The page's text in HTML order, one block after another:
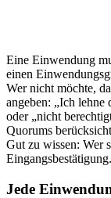
Eine Einwendung
einen
Wer nicht möchte,
angeben: „Ich lehne
oder „nicht
Quorums
Gut zu wissen: Wer
Eingangsbestätigung.
Jede